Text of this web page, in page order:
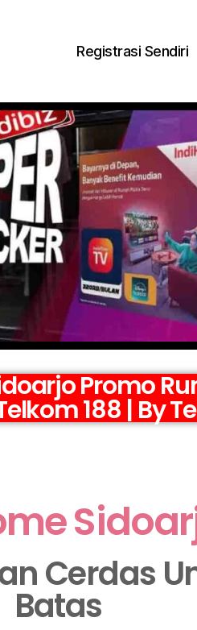
Registrasi Sendiri
Promo
188 | By
Cerdas
Batas